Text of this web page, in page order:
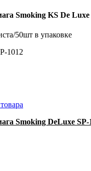
Smoking KS De Luxe
50шт в упаковке
1012
Smoking DeLuxe SP-